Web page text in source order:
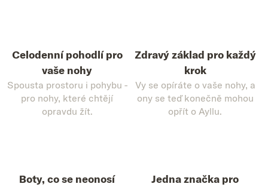
Celodenní pohodlí pro
vaše nohy
Spousta prostoru i pohybu -
pro nohy, které chtějí
opravdu žít.
Zdravý základ pro každý
krok
Vy se opíráte o vaše nohy, a
ony se teď konečně mohou
opřít o Ayllu.
Boty, co se neonosí
Jedna značka pro